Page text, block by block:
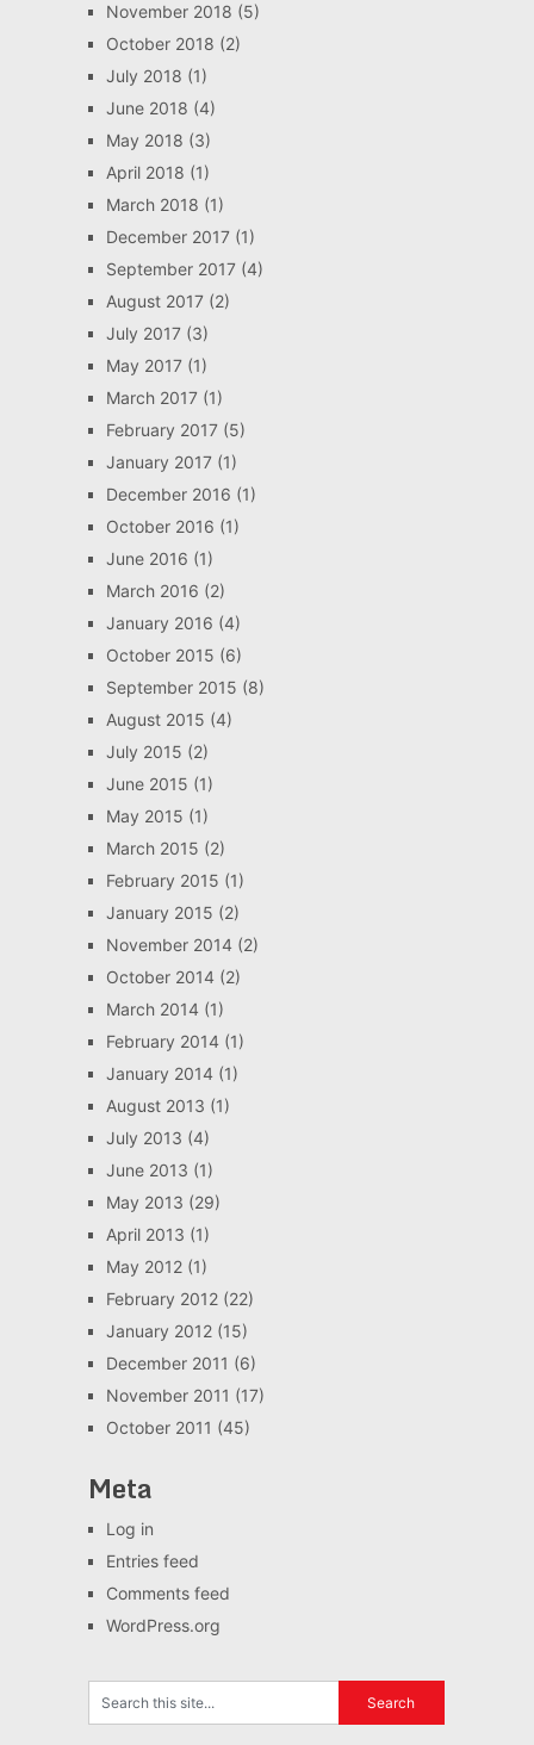
November 2018 (5)
October 2018 (2)
July 2018 (1)
June 2018 (4)
May 2018 (3)
April 2018 (1)
March 2018 (1)
December 2017(1)
September 2017(4)
August 2017(2)
July 2017(3)
May 2017(1)
March 2017(1)
February 2017(5)
January 2017(1)
December 2016 (1)
October 2016 (1)
June 2016 (1)
March 2016 (2)
January 2016 (4)
October 2015 (6)
September 2015 (8)
August 2015 (4)
July 2015 (2)
June 2015 (1)
May 2015 (1)
March 2015 (2)
February 2015 (1)
January 2015 (2)
November 2014(2)
October 2014(2)
March 2014(1)
February 2014(1)
January 2014(1)
August 2013 (1)
July 2013 (4)
June 2013 (1)
May 2013 (29)
April 2013 (1)
May 2012(1)
February 2012(22)
January 2012(15)
December 2011 (6)
November 2011 (17)
October 2011 (45)
Meta
Log in
Entries feed
Comments feed
WordPress.org